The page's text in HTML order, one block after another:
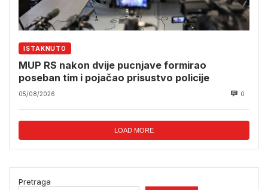
ISTAKNUTO
MUP RS nakon dvije pucnjave formirao
poseban tim i pojačao prisustvo policije
05/08/2026 0
LOAD MORE
Pretraga